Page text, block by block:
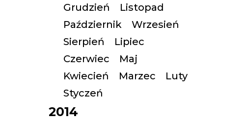
Grudzień
Listopad
Październik
Wrzesień
Sierpień
Lipiec
Czerwiec
Maj
Kwiecień
Marzec
Luty
Styczeń
2014